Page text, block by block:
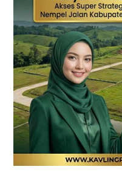
Gunung
&
SHM
Pecah
Sertifikat